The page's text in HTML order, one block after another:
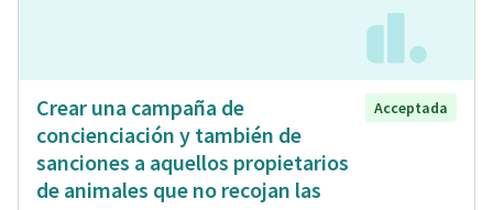
Crear una campaña de
concienciación y también de
sanciones a aquellos propietarios
de animales que no recojan las
Acceptada